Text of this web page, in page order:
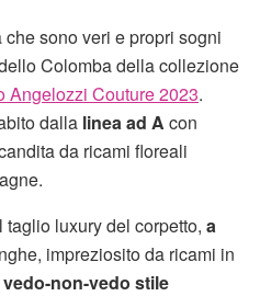
sono veri e propri sogni
Colomba della collezione
Angelozzi Couture 2023.
dalla linea ad A con
da ricami floreali
luxury del corpetto, a
impreziosito da ricami in
non-vedo stile